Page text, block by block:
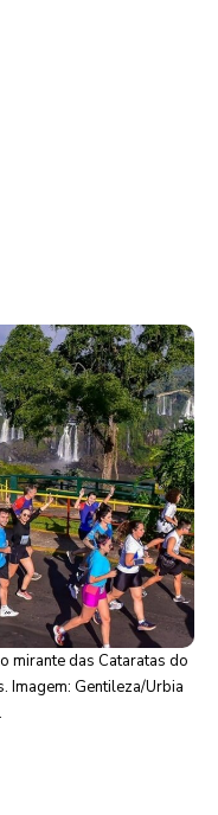
mirante das Cataratas do
Imagem: Gentileza/Urbia